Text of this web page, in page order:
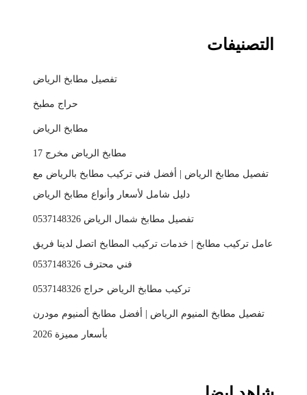
التصنيفات
تفصيل مطابخ الرياض
حراج مطبخ
مطابخ الرياض
مطابخ الرياض مخرج 17
تفصيل مطابخ الرياض | أفضل فني تركيب مطابخ بالرياض مع
دليل شامل لأسعار وأنواع مطابخ الرياض
تفصيل مطابخ شمال الرياض 0537148326
عامل تركيب مطابخ | خدمات تركيب المطابخ اتصل لدينا فريق
فني محترف 0537148326
تركيب مطابخ الرياض حراج 0537148326
تفصيل مطابخ المنيوم الرياض | أفضل مطابخ ألمنيوم مودرن
بأسعار مميزة 2026